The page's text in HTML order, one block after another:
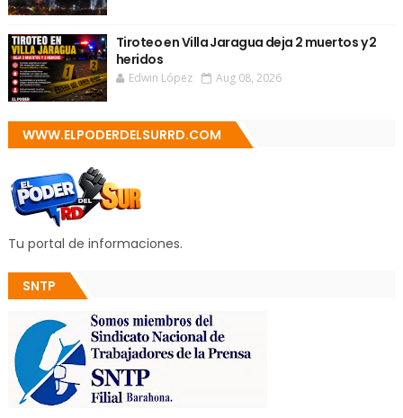
Tiroteo en Villa Jaragua deja 2 muertos y 2
heridos
Edwin López Aug 08, 2026
WWW.ELPODERDELSURRD.COM
Tu portal de informaciones.
SNTP